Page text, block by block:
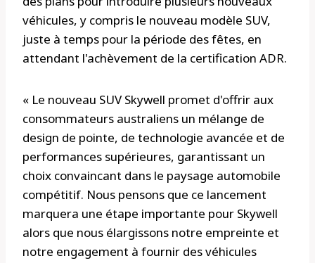
véhicules, y compris le nouveau modèle SUV,
juste à temps pour la période des fêtes, en
attendant l'achèvement de la certification ADR.
« Le nouveau SUV Skywell promet d'offrir aux
consommateurs australiens un mélange de
design de pointe, de technologie avancée et de
performances supérieures, garantissant un
choix convaincant dans le paysage automobile
compétitif. Nous pensons que ce lancement
marquera une étape importante pour Skywell
alors que nous élargissons notre empreinte et
notre engagement à fournir des véhicules